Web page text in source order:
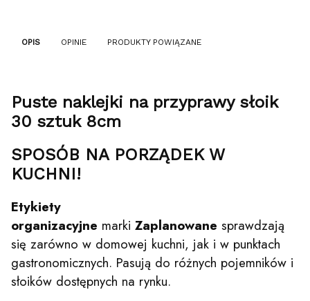
OPIS OPINIE PRODUKTY POWIĄZANE
Puste naklejki na przyprawy słoik
30 sztuk 8cm
SPOSÓB NA PORZĄDEK W
KUCHNI!
Etykiety
organizacyjne marki Zaplanowane sprawdzają
się zarówno w domowej kuchni, jak i w punktach
gastronomicznych. Pasują do różnych pojemników i
słoików dostępnych na rynku.